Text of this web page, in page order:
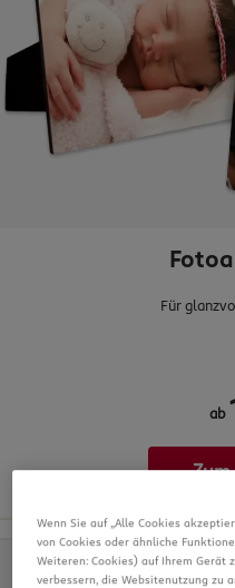
Für
ab
Wenn Sie auf „Alle Cookies
von Cookies oder ähnliche
Weiteren: Cookies) auf Ihrem Gerät
verbessern, die Websitenutzung zu